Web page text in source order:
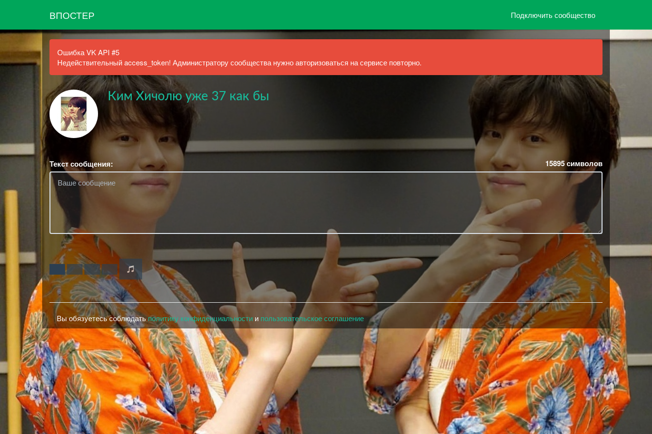
ВПОСТЕР Подключить сообщество
Ошибка VK API #5
Недействительный access_token! Администратору сообщества нужно авторизоваться на сервисе повторно.
Ким Хичолю уже 37 как бы
Текст сообщения: 15895символов
Вы обязуетесь соблюдатьполитику конфиденциальности и пользовательское соглашение